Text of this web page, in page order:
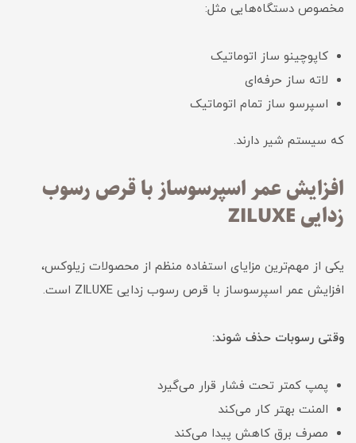
مخصوص دستگاه‌هایی مثل:
کاپوچینو ساز اتوماتیک
لاته ساز حرفه‌ای
اسپرسو ساز تمام اتوماتیک
که سیستم شیر دارند.
افزایش عمر اسپرسوساز با قرص رسوب
زدایی ZILUXE
یکی از مهم‌ترین مزایای استفاده منظم از محصولات زیلوکس،
افزایش عمر اسپرسوساز با قرص رسوب زدایی ZILUXE است.
وقتی رسوبات حذف شوند:
پمپ کمتر تحت فشار قرار می‌گیرد
المنت بهتر کار می‌کند
مصرف برق کاهش پیدا می‌کند